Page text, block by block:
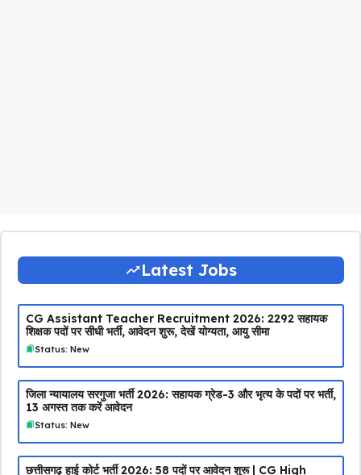
Latest Jobs
CG Assistant Teacher Recruitment 2026: 2292 सहायक
शिक्षक पदों पर सीधी भर्ती, आवेदन शुरू, देखें योग्यता, आयु सीमा
Status: New
जिला न्यायालय सरगुजा भर्ती 2026: सहायक ग्रेड-3 और भृत्य के पदों पर भर्ती,
13 अगस्त तक करें आवेदन
Status: New
छत्तीसगढ़ हाई कोर्ट भर्ती 2026: 58 पदों पर आवेदन शुरू | CG High